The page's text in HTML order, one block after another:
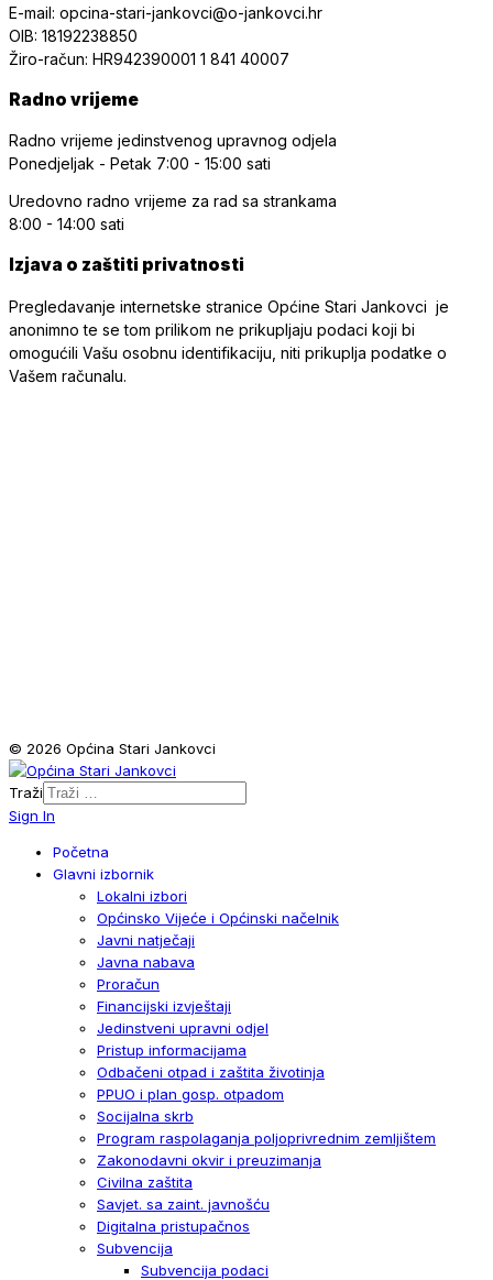
E-mail: opcina-stari-jankovci@o-jankovci.hr
OIB: 18192238850
Žiro-račun: HR942390001 1 841 40007
Radno vrijeme
Radno vrijeme jedinstvenog upravnog odjela
Ponedjeljak - Petak 7:00 - 15:00 sati
Uredovno radno vrijeme za rad sa strankama
8:00 - 14:00 sati
Izjava o zaštiti privatnosti
Pregledavanje internetske stranice Općine Stari Jankovci je
anonimno te se tom prilikom ne prikupljaju podaci koji bi
omogućili Vašu osobnu identifikaciju, niti prikuplja podatke o
Vašem računalu.
© 2026 Općina Stari Jankovci
Traži
Sign In
Početna
Glavni izbornik
Lokalni izbori
Općinsko Vijeće i Općinski načelnik
Javni natječaji
Javna nabava
Proračun
Financijski izvještaji
Jedinstveni upravni odjel
Pristup informacijama
Odbačeni otpad i zaštita životinja
PPUO i plan gosp. otpadom
Socijalna skrb
Program raspolaganja poljoprivrednim zemljištem
Zakonodavni okvir i preuzimanja
Civilna zaštita
Savjet. sa zaint. javnošću
Digitalna pristupačnos
Subvencija
Subvencija podaci